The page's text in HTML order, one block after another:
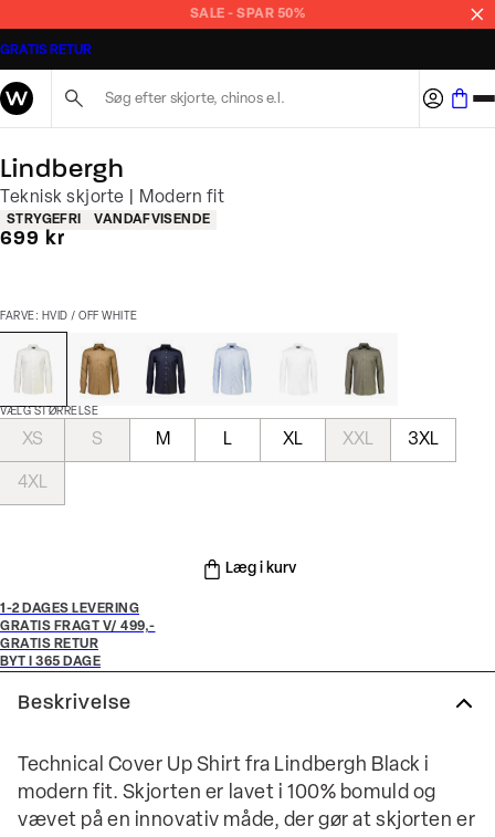
SALE - SPAR 50%
GRATIS RETUR
Lindbergh
Teknisk skjorte | Modern fit
Produkt egenskaber
STRYGEFRI VANDAFVISENDE
I alt (inkl. rabat)
699 kr
FARVE: HVID / OFF WHITE
VÆLG STØRRELSE
XS S M L XL XXL 3XL
4XL
Læg i kurv
1-2 DAGES LEVERING
GRATIS FRAGT V/ 499,-
GRATIS RETUR
BYT I 365 DAGE
Beskrivelse
Technical Cover Up Shirt fra Lindbergh Black i
modern fit. Skjorten er lavet i 100% bomuld og
vævet på en innovativ måde, der gør at skjorten er